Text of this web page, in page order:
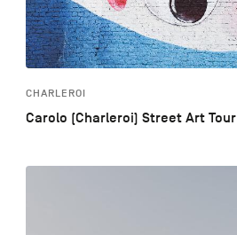
CHARLEROI
Carolo (Charleroi) Street Art Tour